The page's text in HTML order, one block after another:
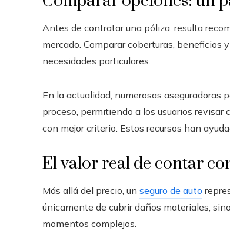
Antes de contratar una póliza, resulta
mercado. Comparar coberturas, beneficios
necesidades particulares.
En la actualidad, numerosas
proceso, permitiendo a los usuarios
con mejor criterio. Estos recursos han
El valor real de contar
Más allá del precio, un seguro de auto
únicamente de cubrir daños materiales,
momentos complejos.